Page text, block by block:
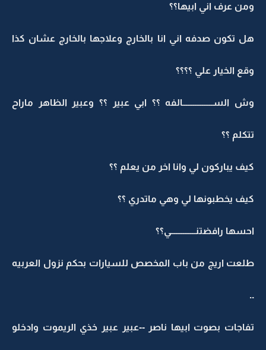
ومن عرف اني ابيها؟؟
هل تكون صدفه اني انا بالخارج وعلاجها بالخارج عشان كذا
وقع الخيار علي ؟؟؟؟
وش الســـــــــــــــــالفه ؟؟ ابي عبير ؟؟ وعبير الظاهر ماراح
تتكلم ؟؟
كيف يباركون لي وانا اخر من يعلم ؟؟
كيف يخطبونها لي وهي ماتدري ؟؟
احسها رافضتنــــــــــــــي؟؟
طلعت اريج من باب المخصص للسيارات بحكم نزول العربيه
..
تفاجات بصوت ابيها ناصر --عبير عبير خذي الريموت وادخلو